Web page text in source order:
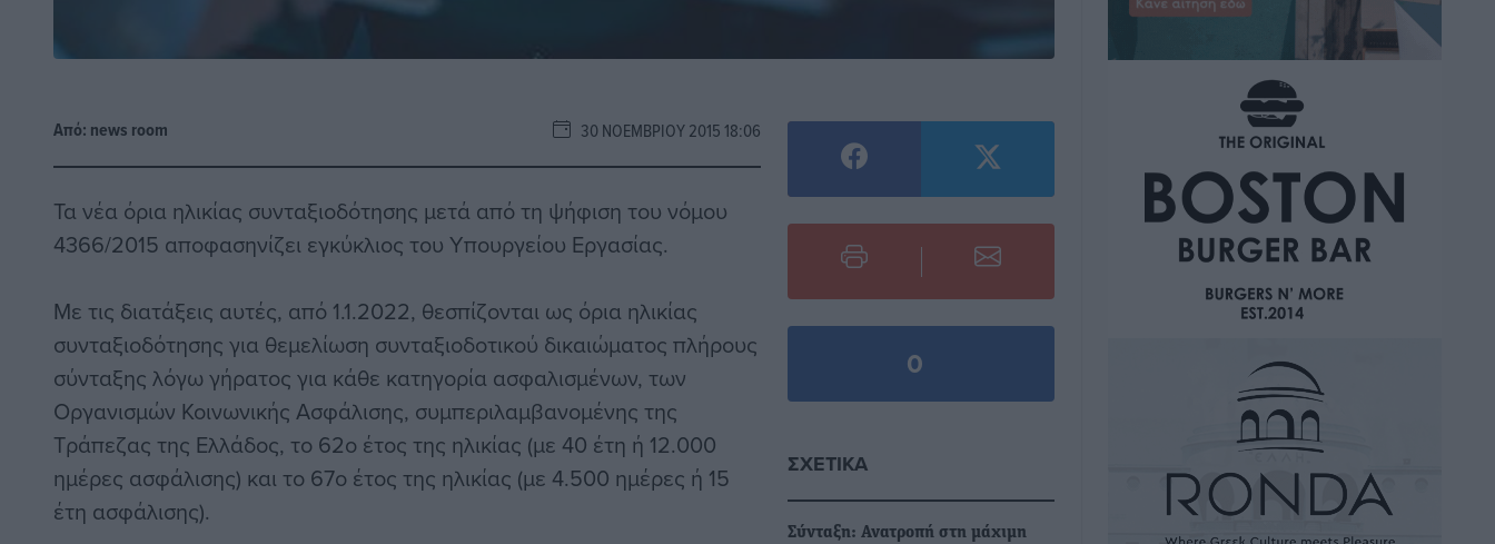
Από: news room 30 ΝΟΕΜΒΡΊΟΥ 2015 18:06
Τα νέα όρια ηλικίας συνταξιοδότησης μετά από τη ψήφιση του νόμου
4366/2015 αποφασηνίζει εγκύκλιος του Υπουργείου Εργασίας.
Με τις διατάξεις αυτές, από 1.1.2022, θεσπίζονται ως όρια ηλικίας
συνταξιοδότησης για θεμελίωση συνταξιοδοτικού δικαιώματος πλήρους
σύνταξης λόγω γήρατος για κάθε κατηγορία ασφαλισμένων, των
Οργανισμών Κοινωνικής Ασφάλισης, συμπεριλαμβανομένης της
Τράπεζας της Ελλάδος, το 62ο έτος της ηλικίας (με 40 έτη ή 12.000
ημέρες ασφάλισης) και το 67ο έτος της ηλικίας (με 4.500 ημέρες ή 15
έτη ασφάλισης).
0
ΣΧΕΤΙΚΆ
Σύνταξη: Ανατροπή στη μάχιμη